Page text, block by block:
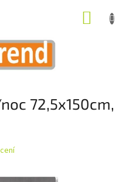
72,5x150cm,